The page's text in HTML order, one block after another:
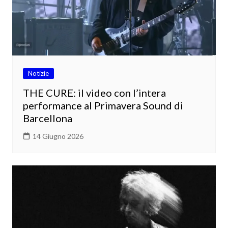
Notizie
THE CURE: il video con l’intera
performance al Primavera Sound di
Barcellona
14 Giugno 2026